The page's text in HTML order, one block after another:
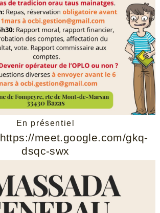
En présentiel
https://meet.google.com/gkq-
dsqc-swx